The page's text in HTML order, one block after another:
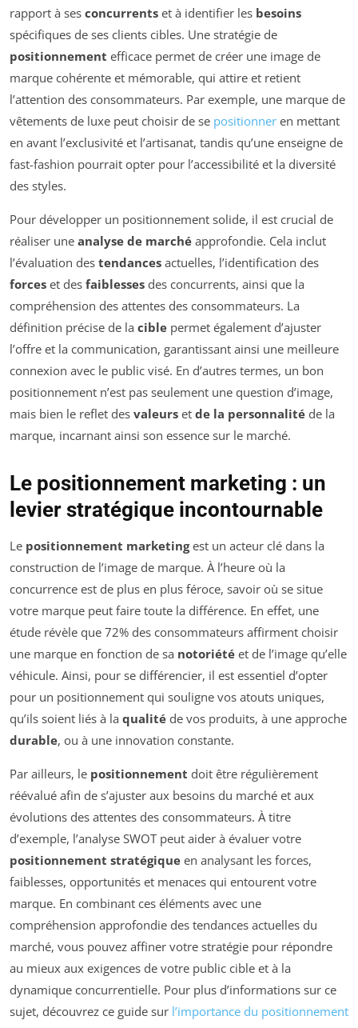
rapport à ses concurrents et à identifier les besoins
spécifiques de ses clients cibles. Une stratégie de
positionnement efficace permet de créer une image de
marque cohérente et mémorable, qui attire et retient
l’attention des consommateurs. Par exemple, une marque de
vêtements de luxe peut choisir de se positionner en mettant
en avant l’exclusivité et l’artisanat, tandis qu’une enseigne de
fast-fashion pourrait opter pour l’accessibilité et la diversité
des styles.
Pour développer un positionnement solide, il est crucial de
réaliser une analyse de marché approfondie. Cela inclut
l’évaluation des tendances actuelles, l’identification des
forces et des faiblesses des concurrents, ainsi que la
compréhension des attentes des consommateurs. La
définition précise de la cible permet également d’ajuster
l’offre et la communication, garantissant ainsi une meilleure
connexion avec le public visé. En d’autres termes, un bon
positionnement n’est pas seulement une question d’image,
mais bien le reflet des valeurs et de la personnalité de la
marque, incarnant ainsi son essence sur le marché.
Le positionnement marketing : un
levier stratégique incontournable
Le positionnement marketingest un acteur clé dans la
construction de l’image de marque. À l’heure où la
concurrence est de plus en plus féroce, savoir où se situe
votre marque peut faire toute la différence. En effet, une
étude révèle que 72% des consommateurs affirment choisir
une marque en fonction de sa notoriété et de l’image qu’elle
véhicule. Ainsi, pour se différencier, il est essentiel d’opter
pour un positionnement qui souligne vos atouts uniques,
qu’ils soient liés à la qualité de vos produits, à une approche
durable, ou à une innovation constante.
Par ailleurs, le positionnement doit être régulièrement
réévalué afin de s’ajuster aux besoins du marché et aux
évolutions des attentes des consommateurs. À titre
d’exemple, l’analyse SWOT peut aider à évaluer votre
positionnement stratégique en analysant les forces,
faiblesses, opportunités et menaces qui entourent votre
marque. En combinant ces éléments avec une
compréhension approfondie des tendances actuelles du
marché, vous pouvez affiner votre stratégie pour répondre
au mieux aux exigences de votre public cible et à la
dynamique concurrentielle. Pour plus d’informations sur ce
sujet, découvrez ce guide sur l’importance du positionnement